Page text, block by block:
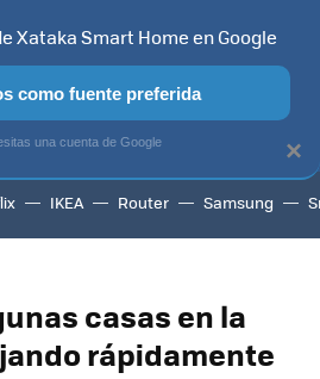
SMART TV SELECCIÓN
IKEA Router Samsung
casas en la
rápidamente
×
Xataka Smart Home en Google
como fuente preferida
una cuenta de Google